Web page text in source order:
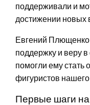
поддерживали и
достижении новых
Евгений Плющенко
поддержку и веру
помогли ему
фигуристов
Первые шаги